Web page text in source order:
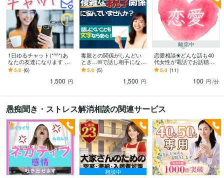
愚痴うかがいます
気軽に愚痴れないあなたのお話お聴きします 毒親につ
いてのしんどいお話お聴きします。 誰にも話せない話、私がお聴きしま
す。
イライラしたお話お聞きします(*^^*)
悩み相談 愚痴 恋愛相談 話し相手 秘密厳守 うつ 夫婦関係
毒親
子育て
世間話
悩み相談・カウンセリング お話をゆっくり伺って一緒に対策を考えます
悩み相談 愚痴 こころの悩み うつ 辛い 落ち込み バーテンダー
回復
打開策
1日ゆるチャット(*^^*)あ
なたの友達になります 文
字が気楽なあなたへ☆✉で
愚痴/相談/雑談/文面チェッ
5.0 (6)
1,500 円
毒親との関係がしんどい
とき…✉で話し相手になり
ます 罵り/兄弟差別/暴力/
金銭要求/成績至上主義➡
5.0 (5)
1,500 円
離席中
恋愛相談❀どんな話も40
代女性が電話でお話聴き
ます 恋のお悩み♡想いを
届けるために！お相手の
気持ちを探りましょう
5.0 (11)
100 円 /分
愚痴聞き・ストレス解消相談の関連サービス
相談中